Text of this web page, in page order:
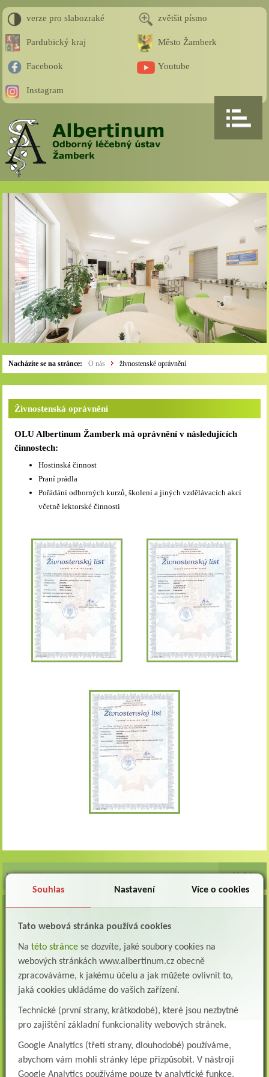
verze pro slabozraké zvětšit písmo
Pardubický kraj Město Žamberk
Facebook Youtube
Instagram
Nacházíte se na stránce: O nás živnostenské oprávnění
Živnostenská oprávnění
OLU Albertinum Žamberk má oprávnění v následujících
činnostech:
Hostinská činnost
Praní prádla
Pořádání odborných kurzů, školení a jiných vzdělávacích akcí
včetně lektorské činnosti
VOLNÁ MÍSTA
Lékař oddělení následné a dlouhodobé péče (LDN)
Albertinum, odborný léčebný ústav, Žamberk přijme do pracovního poměru: Lékaře na
oddělení následné a dlouhodobé lůžkové...
Lékař na oddělení psychiatrie
Albertinum, odborný léčebný ústav, Žamberkpřijme do pracovního poměru: Lékaře na
oddělení psychiatrie ...
Lékař oddělení pneumologie a ftizeologie (plicní oddělení)
Albertinum, odborný léčebný ústav, Žamberk přijme do pracovního poměru: Lékaře na
oddělení pneumologie a ftizeologie (pl...
Všeobecná/praktická sestra na LDN
Souhlas Nastavení Více o cookies
Tato webová stránka používá cookies
Na této stránce se dozvíte, jaké soubory cookies na
webových stránkách www.albertinum.cz obecně
zpracováváme, k jakému účelu a jak můžete ovlivnit to,
jaká cookies ukládáme do vašich zařízení.
Technické (první strany, krátkodobé), které jsou nezbytné
pro zajištění základní funkcionality webových stránek.
Google Analytics (třetí strany, dlouhodobé) používáme,
abychom vám mohli stránky lépe přizpůsobit. V nástroji
Google Analytics používáme pouze ty analytické funkce,